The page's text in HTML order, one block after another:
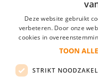
Inloggen als bedrijf
*
login gegevens onthouden
Deze website gebruikt
verbeteren. Door onze
cookies in
TOON
STRIKT